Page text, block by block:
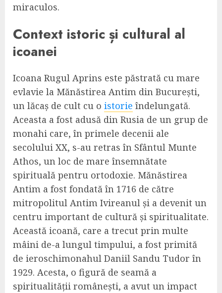
miraculos.
Context istoric și cultural al
icoanei
Icoana Rugul Aprins este păstrată cu mare
evlavie la Mănăstirea Antim din București,
un lăcaș de cult cu o istorie îndelungată.
Aceasta a fost adusă din Rusia de un grup de
monahi care, în primele decenii ale
secolului XX, s-au retras în Sfântul Munte
Athos, un loc de mare însemnătate
spirituală pentru ortodoxie. Mănăstirea
Antim a fost fondată în 1716 de către
mitropolitul Antim Ivireanul și a devenit un
centru important de cultură și spiritualitate.
Această icoană, care a trecut prin multe
mâini de-a lungul timpului, a fost primită
de ieroschimonahul Daniil Sandu Tudor în
1929. Acesta, o figură de seamă a
spiritualității românești, a avut un impact